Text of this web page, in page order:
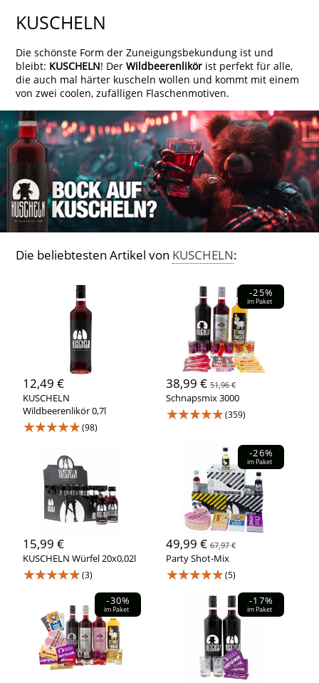
KUSCHELN
Die schönste Form der Zuneigungsbekundung ist und
bleibt: KUSCHELN! DerWildbeerenlikör ist perfekt für alle,
die auch mal härter kuscheln wollen und kommt mit einem
von zwei coolen, zufälligen Flaschenmotiven.
Die beliebtesten Artikel von KUSCHELN:
12,49 €
KUSCHELN
Wildbeerenlikör 0,7l
★★★★★(98)
-25%
im Paket
38,99 € 51,96 €
Schnapsmix 3000
★★★★★(359)
15,99 €
KUSCHELN Würfel 20x0,02l
★★★★★(3)
-26%
im Paket
49,99 € 67,97 €
Party Shot-Mix
★★★★★(5)
-30%
im Paket
-17%
im Paket